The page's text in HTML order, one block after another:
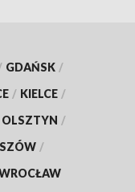
GDAŃSK /
/ KIELCE /
OLSZTYN /
/